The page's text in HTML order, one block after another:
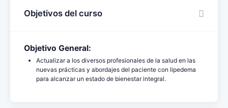
Objetivos del curso
Objetivo General:
Actualizar a los diversos profesionales de la salud en las
nuevas prácticas y abordajes del paciente con lipedema
para alcanzar un estado de bienestar integral.